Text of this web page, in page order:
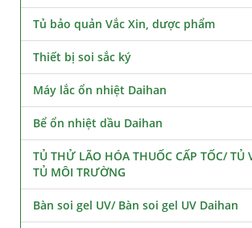
Tủ bảo quản Vắc Xin, dược phẩm
Thiết bị soi sắc ký
Máy lắc ổn nhiệt Daihan
Bể ổn nhiệt dầu Daihan
TỦ THỬ LÃO HÓA THUỐC CẤP TỐC/ TỦ
TỦ MÔI TRƯỜNG
Bàn soi gel UV/ Bàn soi gel UV Daihan